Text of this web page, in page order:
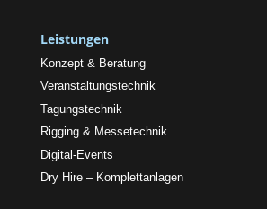
Leistungen
Konzept & Beratung
Veranstaltungstechnik
Tagungstechnik
Rigging & Messetechnik
Digital-Events
Dry Hire – Komplettanlagen